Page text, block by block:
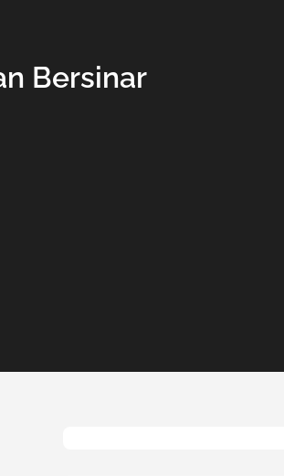
Bersinar